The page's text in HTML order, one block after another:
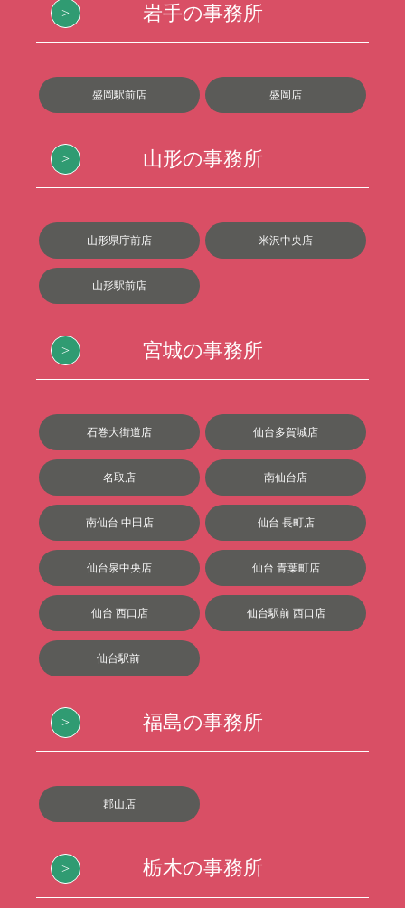
岩手の事務所
盛岡駅前店 盛岡店
山形の事務所
山形県庁前店 米沢中央店
山形駅前店
宮城の事務所
石巻大街道店 仙台多賀城店
名取店 南仙台店
南仙台 中田店 仙台 長町店
仙台泉中央店 仙台 青葉町店
仙台 西口店 仙台駅前 西口店
仙台駅前
福島の事務所
郡山店
栃木の事務所